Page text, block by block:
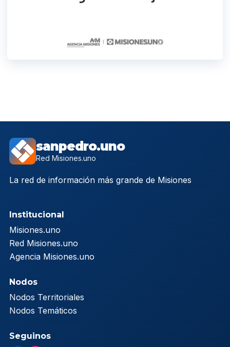
sanpedro.uno
Red Misiones.uno
La red de información más grande de Misiones
Institucional
Misiones.uno
Red Misiones.uno
Agencia Misiones.uno
Nodos
Nodos Territoriales
Nodos Temáticos
Seguinos